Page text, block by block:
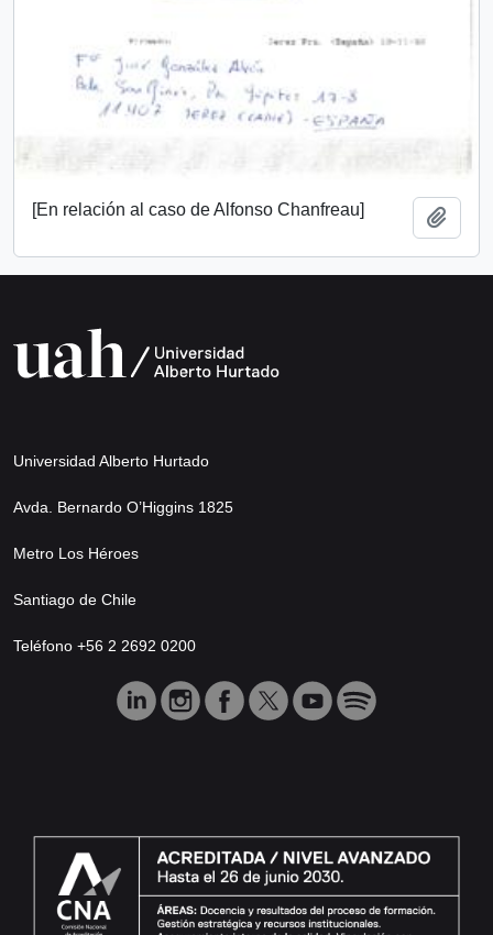
[En relación al caso de Alfonso Chanfreau]
Universidad Alberto Hurtado
Avda. Bernardo O’Higgins 1825
Metro Los Héroes
Santiago de Chile
Teléfono +56 2 2692 0200